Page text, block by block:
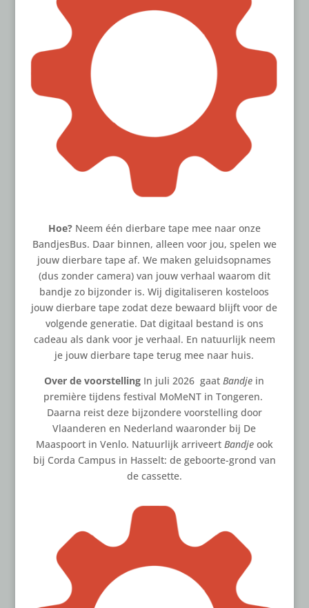
Hoe?Neem één dierbare tape mee naar onze
BandjesBus. Daar binnen, alleen voor jou, spelen we
jouw dierbare tape af. We maken geluidsopnames
(dus zonder camera) van jouw verhaal waarom dit
bandje zo bijzonder is. Wij digitaliseren kosteloos
jouw dierbare tape zodat deze bewaard blijft voor de
volgende generatie. Dat digitaal bestand is ons
cadeau als dank voor je verhaal. En natuurlijk neem
je jouw dierbare tape terug mee naar huis.
Over de voorstelling In juli 2026 gaatBandje in
première tijdens festival MoMeNT in Tongeren.
Daarna reist deze bijzondere voorstelling door
Vlaanderen en Nederland waaronder bij De
Maaspoort in Venlo. Natuurlijk arriveert Bandjeook
bij Corda Campus in Hasselt: de geboorte-grond van
de cassette.